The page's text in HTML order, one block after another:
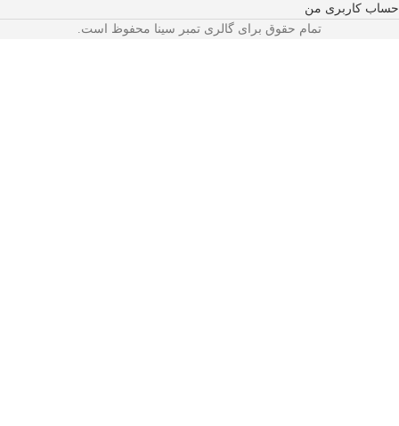
حساب کاربری من
تمام حقوق برای گالری تمبر سینا محفوظ است.